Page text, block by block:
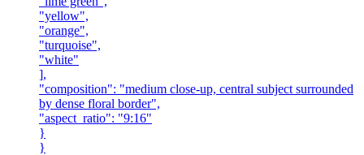
"yellow",
"orange",
"turquoise",
"white"
],
"composition": "medium close-up, central subject surrounded
by dense floral border",
"aspect_ratio": "9:16"
}
}